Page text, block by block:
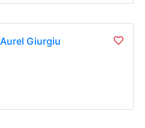
Aurel Giurgiu